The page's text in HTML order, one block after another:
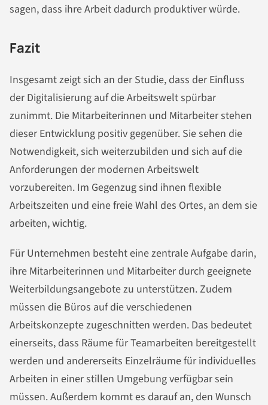
sagen, dass ihre Arbeit dadurch produktiver würde.
Fazit
Insgesamt zeigt sich an der Studie, dass der Einfluss
der Digitalisierung auf die Arbeitswelt spürbar
zunimmt. Die Mitarbeiterinnen und Mitarbeiter stehen
dieser Entwicklung positiv gegenüber. Sie sehen die
Notwendigkeit, sich weiterzubilden und sich auf die
Anforderungen der modernen Arbeitswelt
vorzubereiten. Im Gegenzug sind ihnen flexible
Arbeitszeiten und eine freie Wahl des Ortes, an dem sie
arbeiten, wichtig.
Für Unternehmen besteht eine zentrale Aufgabe darin,
ihre Mitarbeiterinnen und Mitarbeiter durch geeignete
Weiterbildungsangebote zu unterstützen. Zudem
müssen die Büros auf die verschiedenen
Arbeitskonzepte zugeschnitten werden. Das bedeutet
einerseits, dass Räume für Teamarbeiten bereitgestellt
werden und andererseits Einzelräume für individuelles
Arbeiten in einer stillen Umgebung verfügbar sein
müssen. Außerdem kommt es darauf an, den Wunsch